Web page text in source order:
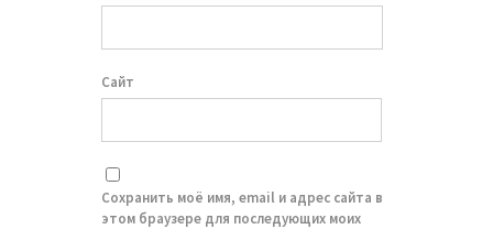
Сайт
Сохранить моё имя, email и адрес сайта в
этом браузере для последующих моих